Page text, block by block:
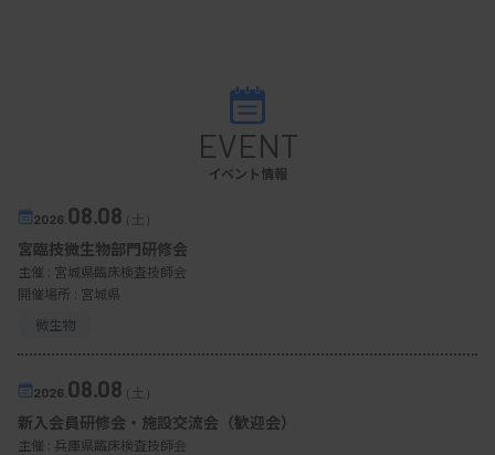
EVENT
イベント情報
2026. 08.08（土）
宮臨技微生物部門研修会
主催 : 宮城県臨床検査技師会
開催場所 : 宮城県
微生物
2026. 08.08（土）
新入会員研修会・施設交流会（歓迎会）
主催 : 兵庫県臨床検査技師会